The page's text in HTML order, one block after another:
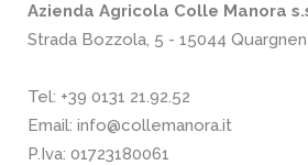
Azienda Agricola Colle Manora
Strada Bozzola, 5 - 15044
Tel: +39 0131 21.92.52
Email: info@collemanora.it
P.Iva: 01723180061